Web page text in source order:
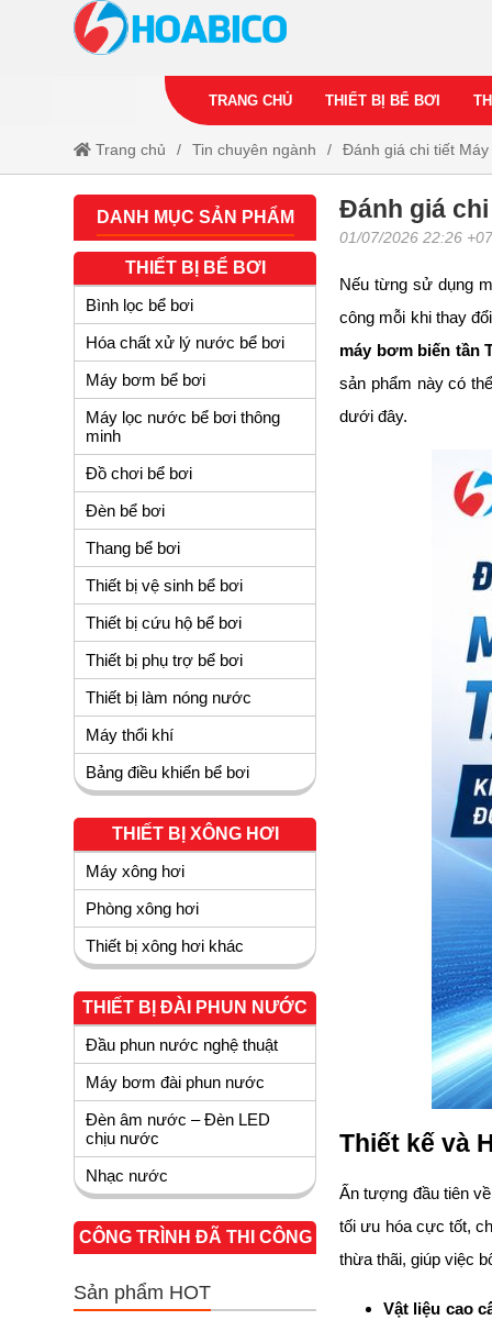
TRANG CHỦ THIẾT BỊ BỂ BƠI
Trang chủ Tin chuyên ngành Đánh giá chi tiết
Đánh giá chi
01/07/2026 22:26 +07
Nếu từng sử dụng
công mỗi khi thay
máy bơm biến tần
sản phẩm này có
dưới đây.
Thiết kế và
Ấn tượng đầu tiên
tối ưu hóa cực tốt,
thừa thãi, giúp việc
Vật liệu cao
DANH MỤC SẢN PHẨM
THIẾT BỊ BỂ BƠI
Bình lọc bể bơi
Hóa chất xử lý nước bể bơi
Máy bơm bể bơi
Máy lọc nước bể bơi thông
minh
Đồ chơi bể bơi
Đèn bể bơi
Thang bể bơi
Thiết bị vệ sinh bể bơi
Thiết bị cứu hộ bể bơi
Thiết bị phụ trợ bể bơi
Thiết bị làm nóng nước
Máy thổi khí
Bảng điều khiển bể bơi
THIẾT BỊ XÔNG HƠI
Máy xông hơi
Phòng xông hơi
Thiết bị xông hơi khác
THIẾT BỊ ĐÀI PHUN NƯỚC
Đầu phun nước nghệ thuật
Máy bơm đài phun nước
Đèn âm nước – Đèn LED
chịu nước
Nhạc nước
CÔNG TRÌNH ĐÃ THI CÔNG
Sản phẩm HOT